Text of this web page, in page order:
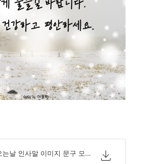
9 눈 오는날 인사말 이미지 문구 모음.png